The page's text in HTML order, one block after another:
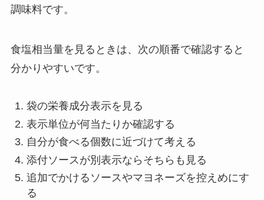
調味料です。
食塩相当量を見るときは、次の順番で確認すると
分かりやすいです。
袋の栄養成分表示を見る
表示単位が何当たりか確認する
自分が食べる個数に近づけて考える
添付ソースが別表示ならそちらも見る
追加でかけるソースやマヨネーズを控えめにす
る